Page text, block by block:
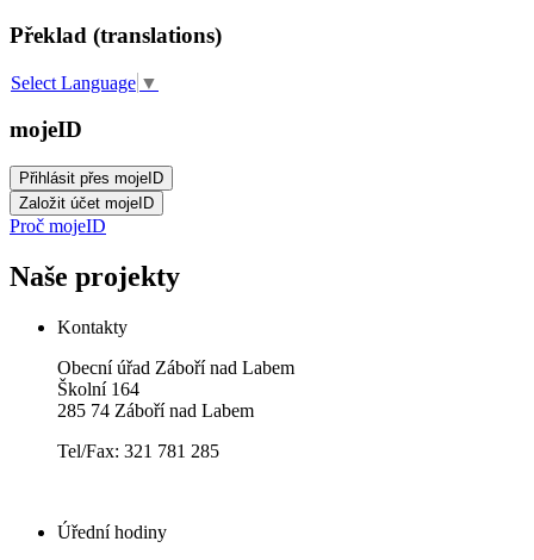
Překlad (translations)
Select Language ▼
mojeID
Proč mojeID
Naše projekty
Kontakty
Obecní úřad Záboří nad Labem
Školní 164
285 74 Záboří nad Labem
Tel/Fax: 321 781 285
Úřední hodiny